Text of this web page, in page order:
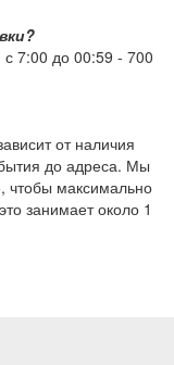
с 7:00 до 00:59 - 700
от наличия
до адреса. Мы
чтобы максимально
занимает около 1